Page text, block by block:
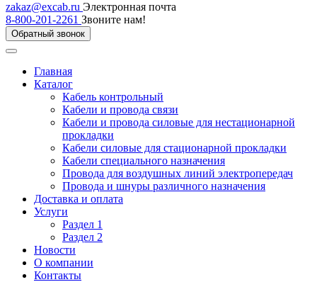
zakaz@excab.ru Электронная почта
8-800-201-2261 Звоните нам!
Обратный звонок
Главная
Каталог
Кабель контрольный
Кабели и провода связи
Кабели и провода силовые для нестационарной
прокладки
Кабели силовые для стационарной прокладки
Кабели специального назначения
Провода для воздушных линий электропередач
Провода и шнуры различного назначения
Доставка и оплата
Услуги
Раздел 1
Раздел 2
Новости
О компании
Контакты